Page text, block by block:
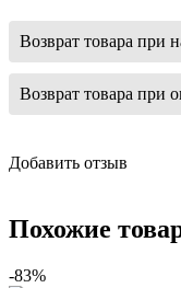
Возврат товара при
Возврат товара при
Добавить отзыв
Похожие
-83%